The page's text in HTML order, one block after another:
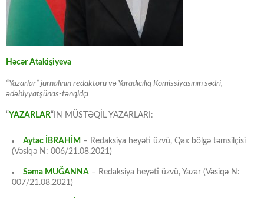
Həcər Atakişiyeva
“Yazarlar” jurnalının redaktoru və Yaradıcılıq Komissiyasının sədri,
ədəbiyyatşünas-tənqidçı
“YAZARLAR“IN MÜSTƏQİL YAZARLARI:
Aytac İBRAHİM – Redaksiya heyəti üzvü, Qax bölgə təmsilçisi
(Vəsiqə N: 006/21.08.2021)
Səma MUĞANNA – Redaksiya heyəti üzvü, Yazar (Vəsiqə N:
007/21.08.2021)